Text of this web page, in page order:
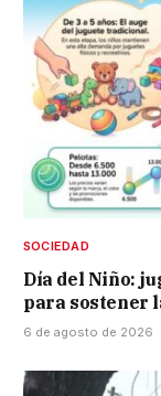
SOCIEDAD
Día del Niño:
para sostener
6 de agosto de 2026